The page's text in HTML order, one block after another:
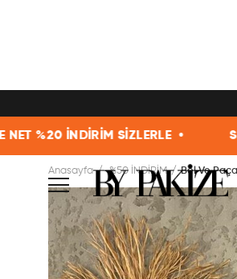
SİZLERLE • SEPETTE NET
Anasayfa %50 İNDİRİM Bel Ve